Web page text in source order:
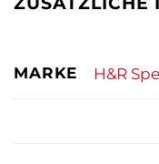
MARKE H&R